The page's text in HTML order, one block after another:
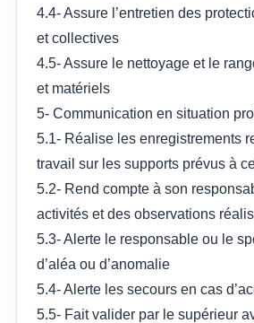
4.4- Assure l’entretien des
et collectives
4.5- Assure le nettoyage et le
et matériels
5- Communication en situation
5.1- Réalise les enregistrements
travail sur les supports prévus à
5.2- Rend compte à son
activités et des observations
5.3- Alerte le responsable ou le
d’aléa ou d’anomalie
5.4- Alerte les secours en cas
5.5- Fait valider par le supérieur